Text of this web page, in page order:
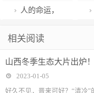
晋阳桥、迎宾
体居民疫情防
人的命运，
相关阅读
山西冬季生态大片出炉
2023-01-05
好久不见，晋来可好？“清冷